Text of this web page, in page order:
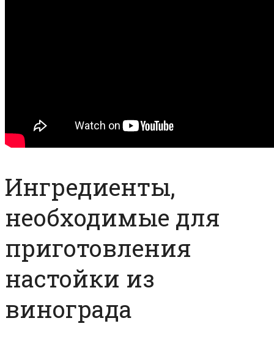
Ингредиенты,
необходимые для
приготовления
настойки из
винограда